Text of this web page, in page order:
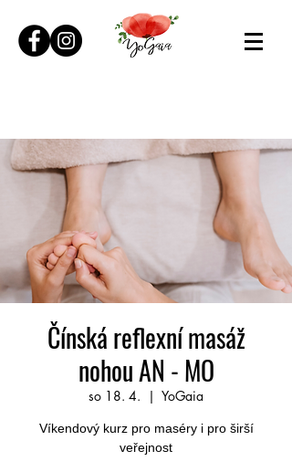
Čínská reflexní masáž
nohou AN - MO
so 18. 4.
  |
YoGaia
Víkendový kurz pro maséry i pro širší
veřejnost